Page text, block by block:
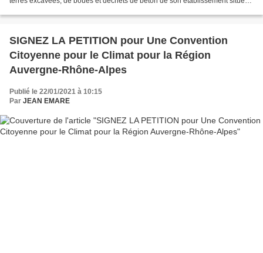
SIGNEZ LA PETITION pour Une Convention
Citoyenne pour le Climat pour la Région
Auvergne-Rhône-Alpes
Publié le 22/01/2021 à 10:15
Par JEAN EMARE